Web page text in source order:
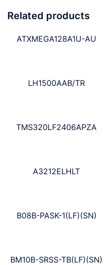
Related products
ATXMEGA128A1U-AU
LH1500AAB/TR
TMS320LF2406APZA
A3212ELHLT
B08B-PASK-1(LF)(SN)
BM10B-SRSS-TB(LF)(SN)